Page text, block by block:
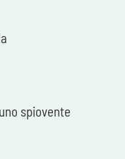
spiovente